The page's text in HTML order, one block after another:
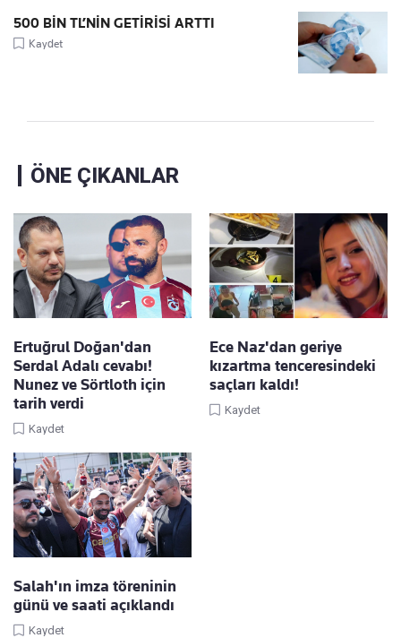
500 BİN TL’NİN GETİRİSİ ARTTI
Kaydet
ÖNE ÇIKANLAR
Ertuğrul Doğan'dan
Serdal Adalı cevabı!
Nunez ve Sörtloth için
tarih verdi
Kaydet
Ece Naz'dan geriye
kızartma tenceresindeki
saçları kaldı!
Kaydet
Salah'ın imza töreninin
günü ve saati açıklandı
Kaydet